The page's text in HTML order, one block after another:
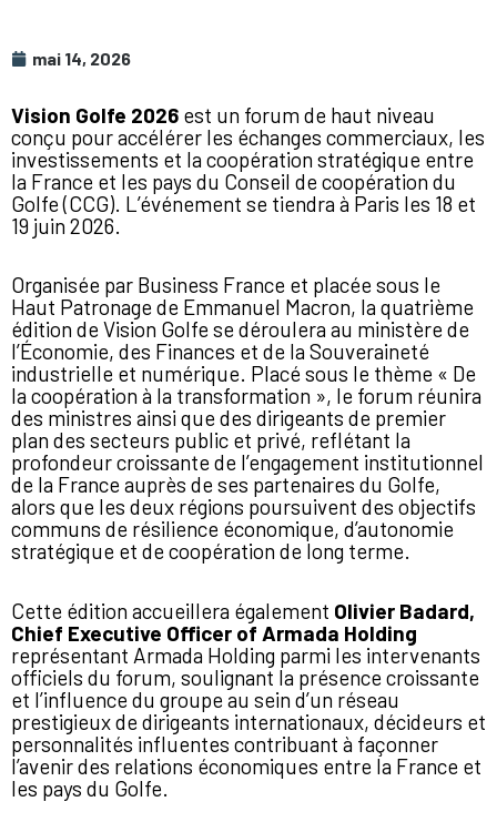
mai 14, 2026
Vision Golfe 2026 est un forum de haut niveau
conçu pour accélérer les échanges commerciaux, les
investissements et la coopération stratégique entre
la France et les pays du Conseil de coopération du
Golfe (CCG). L’événement se tiendra à Paris les 18 et
19 juin 2026.
Organisée par Business France et placée sous le
Haut Patronage de Emmanuel Macron, la quatrième
édition de Vision Golfe se déroulera au ministère de
l’Économie, des Finances et de la Souveraineté
industrielle et numérique. Placé sous le thème « De
la coopération à la transformation », le forum réunira
des ministres ainsi que des dirigeants de premier
plan des secteurs public et privé, reflétant la
profondeur croissante de l’engagement institutionnel
de la France auprès de ses partenaires du Golfe,
alors que les deux régions poursuivent des objectifs
communs de résilience économique, d’autonomie
stratégique et de coopération de long terme.
Cette édition accueillera également Olivier Badard,
Chief Executive Officer of Armada Holding
représentant Armada Holding parmi les intervenants
officiels du forum, soulignant la présence croissante
et l’influence du groupe au sein d’un réseau
prestigieux de dirigeants internationaux, décideurs et
personnalités influentes contribuant à façonner
l’avenir des relations économiques entre la France et
les pays du Golfe.